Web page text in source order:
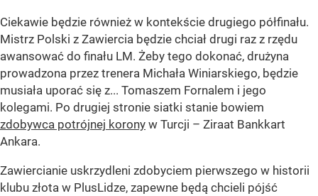
Ciekawie będzie również w kontekście drugiego półfinału.
Mistrz Polski z Zawiercia będzie chciał drugi raz z rzędu
awansować do finału LM. Żeby tego dokonać, drużyna
prowadzona przez trenera Michała Winiarskiego, będzie
musiała uporać się z... Tomaszem Fornalem i jego
kolegami. Po drugiej stronie siatki stanie bowiem
zdobywca potrójnej korony w Turcji – Ziraat Bankkart
Ankara.
Zawiercianie uskrzydleni zdobyciem pierwszego w historii
klubu złota w PlusLidze, zapewne będą chcieli pójść